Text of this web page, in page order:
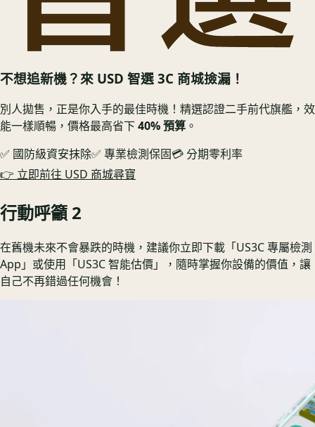
不想追新機？來 USD 智選 3C 商城撿漏！
別人拋售，正是你入手的最佳時機！精選認證二手前代旗艦，效
能一樣順暢，價格最高省下40% 預算 。
✅ 國防級資安抹除✅ 專業檢測保固💳 分期零利率
👉 立即前往 USD 商城尋寶
行動呼籲 2
在舊機未來不會暴跌的時機，建議你立即下載「US3C 專屬檢測
App」或使用「US3C 智能估價」，隨時掌握你設備的價值，讓
自己不再錯過任何機會！